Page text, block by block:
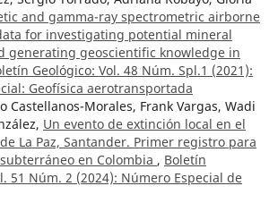
and gamma-ray spectrometric airborne
for investigating potential mineral
generating geoscientific knowledge in
Geológico: Vol. 48 Núm. Spl.1 (2021):
Geofísica aerotransportada
Castellanos-Morales, Frank Vargas, Wadi
Un evento de extinción local en el
La Paz, Santander. Primer registro para
en Colombia , Boletín
51 Núm. 2 (2024): Número Especial de